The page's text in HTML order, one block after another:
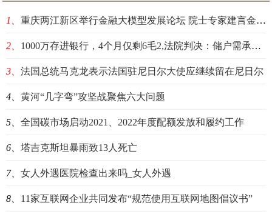
1、 重庆两江新区举行金融大模型发展论坛 院士专家建言金融大模型需更注重可信安全
2、 1000万存进银行，4个月仅剩6毛2,法院判决：储户需承担责任
3、 法国总统马克龙表示法国驻尼日尔大使应继续留在尼日尔
4、 黄河“几字弯”攻坚战聚焦六大问题
5、 全国碳市场启动2021、2022年度配额发放和履约工作
6、 塔吉克斯坦暴雨致13人死亡
7、 女人外遇医院检查出来吗_女人外遇
8、 11家互联网企业共同发布“规范使用互联网地图倡议书”